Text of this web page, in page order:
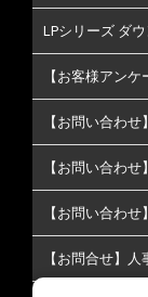
LPシリーズ ダ
【お客様アン
【お問い合わ
【お問い合わ
【お問い合わ
【お問合せ】